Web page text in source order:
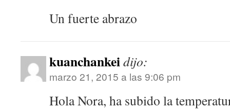
Un fuerte abrazo
kuanchankeidijo:
marzo 21, 2015 a las 9:06 pm
Hola Nora, ha subido la